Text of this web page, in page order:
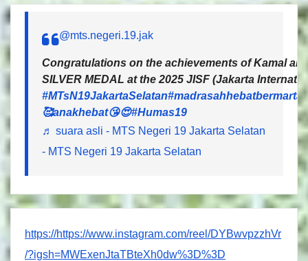
@mts.negeri.19.jak
Congratulations on the achievements of Kamal
SILVER MEDAL at the 2025 JISF (Jakarta
#MTsN19JakartaSelatan
🥰anakhebat😘😍#Humas19
♬ suara asli - MTS Negeri 19 Jakarta Selatan
- MTS Negeri 19 Jakarta Selatan
https://https://www.instagram.com/reel/DYBwvpzzhVr
/?igsh=MWExenJtaTBteXh0dw%3D%3D